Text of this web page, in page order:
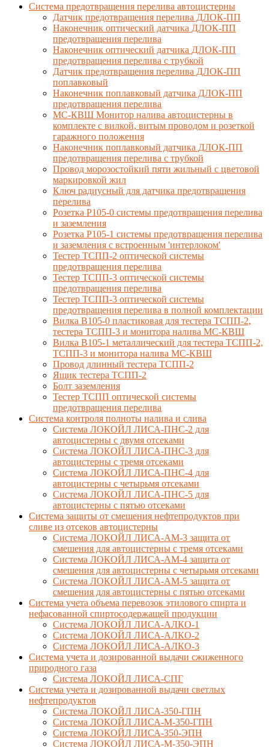
Система предотвращения перелива автоцистерны
Датчик предотвращения перелива ДЛОК-ПП
Наконечник оптический датчика ДЛОК-ПП
предотвращения перелива
Наконечник оптический датчика ДЛОК-ПП
предотвращения перелива с трубкой
Датчик предотвращения перелива ДЛОК-ПП
поплавковый
Наконечник поплавковый датчика ДЛОК-ПП
предотвращения перелива
МС-КВШ Монитор налива автоцистерны в
комплекте с вилкой, витым проводом и розеткой
гаражного положения
Наконечник поплавковый датчика ДЛОК-ПП
предотвращения перелива с трубкой
Провод морозостойкий пяти жильный с цветовой
маркировкой жил
Ключ радиусный для датчика предотвращения
перелива
Розетка Р105-0 системы предотвращения перелива
и заземления
Розетка Р105-1 системы предотвращения перелива
и заземления с встроенным 'интерлоком'
Тестер ТСПП-2 оптической системы
предотвращения перелива
Тестер ТСПП-3 оптической системы
предотвращения перелива
Тестер ТСПП-3 оптической системы
предотвращения перелива в полной комплектации
Вилка В105-0 пластиковая для тестера ТСПП-2,
тестера ТСПП-3 и монитора налива МС-КВШ
Вилка В105-1 металлический для тестера ТСПП-2,
ТСПП-3 и монитора налива МС-КВШ
Провод длинный тестера ТСПП-2
Ящик тестера ТСПП-2
Болт заземления
Тестер ТСПП оптической системы
предотвращения перелива
Cистема контроля полноты налива и слива
Система ЛОКОЙЛ ЛИСА-ПНС-2 для
автоцистерны с двумя отсеками
Система ЛОКОЙЛ ЛИСА-ПНС-3 для
автоцистерны с тремя отсеками
Система ЛОКОЙЛ ЛИСА-ПНС-4 для
автоцистерны с четырьмя отсеками
Система ЛОКОЙЛ ЛИСА-ПНС-5 для
автоцистерны с пятью отсеками
Система защиты от смешения нефтепродуктов при
сливе из отсеков автоцистерны
Система ЛОКОЙЛ ЛИСА-AM-3 защита от
смешения для автоцистерны с тремя отсеками
Система ЛОКОЙЛ ЛИСА-AM-4 защита от
смешения для автоцистерны с четырьмя отсеками
Система ЛОКОЙЛ ЛИСА-AM-5 защита от
смешения для автоцистерны с пятью отсеками
Система учета объема перевозок этилового спирта и
нефасованной спиртосодержащей продукции
Система ЛОКОЙЛ ЛИСА-AЛКО-1
Система ЛОКОЙЛ ЛИСА-АЛКО-2
Система ЛОКОЙЛ ЛИСА-АЛКО-3
Система учета и дозированной выдачи сжиженного
природного газа
Система ЛОКОЙЛ ЛИСА-СПГ
Система учета и дозированной выдачи светлых
нефтепродуктов
Система ЛОКОЙЛ ЛИСА-350-ГПН
Система ЛОКОЙЛ ЛИСА-М-350-ГПН
Система ЛОКОЙЛ ЛИСА-350-ЭПН
Система ЛОКОЙЛ ЛИСА-М-350-ЭПН